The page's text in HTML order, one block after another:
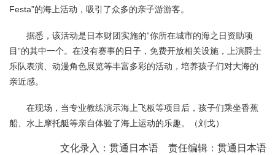
Festa”的海上活动，吸引了众多的亲子游游客。
据悉，该活动是日本财团实施的“你所在城市的海之日资助项
目”的其中一个。在没有赛事的日子，免费开放相关设施，上演爵士
乐队表演、动漫角色展览等丰富多彩的活动，培养孩子们对大海的
亲近感。
在现场，当专业教练演示海上飞板等项目后，孩子们乘坐香蕉
船、水上摩托艇等亲自体验了海上运动的乐趣。（刘戈）
文化录入：贯通日本语 责任编辑：贯通日本语